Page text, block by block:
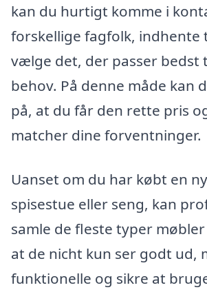
kan du hurtigt komme i
forskellige fagfolk, indhente
vælge det, der passer bedst
behov. På denne måde kan
på, at du får den rette pris
matcher dine forventninger.
Uanset om du har købt en
spisestue eller seng, kan
samle de fleste typer
at de nicht kun ser godt ud,
funktionelle og sikre at